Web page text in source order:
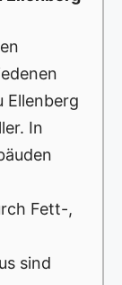
Ellenberg
In
Fett-,
sind